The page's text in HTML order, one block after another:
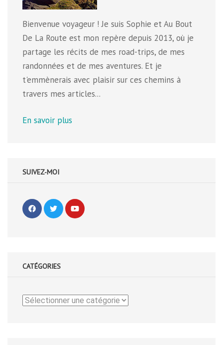
Bienvenue voyageur ! Je suis Sophie et Au Bout
De La Route est mon repère depuis 2013, où je
partage les récits de mes road-trips, de mes
randonnées et de mes aventures. Et je
t'emmènerais avec plaisir sur ces chemins à
travers mes articles...
En savoir plus
SUIVEZ-MOI
CATÉGORIES
Catégories